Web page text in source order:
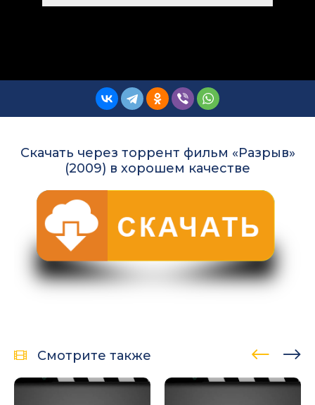
Скачать через торрент фильм «Разрыв»
(2009) в хорошем качестве
Смотрите также